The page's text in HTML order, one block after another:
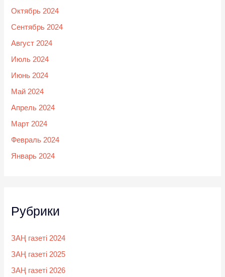
Октябрь 2024
Сентябрь 2024
Август 2024
Июль 2024
Июнь 2024
Май 2024
Апрель 2024
Март 2024
Февраль 2024
Январь 2024
Рубрики
ЗАҢ газеті 2024
ЗАҢ газеті 2025
ЗАҢ газеті 2026